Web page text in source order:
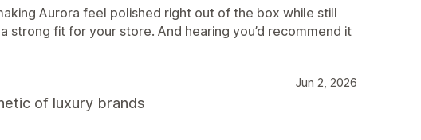
Aurora feel polished right out of the box while still
strong fit for your store. And hearing you’d recommend it
Jun 2, 2026
of luxury brands